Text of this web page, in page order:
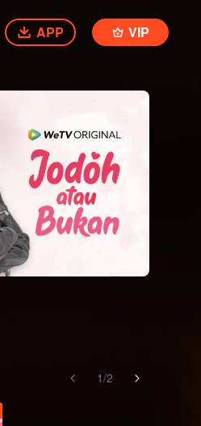
APP VIP
1/2